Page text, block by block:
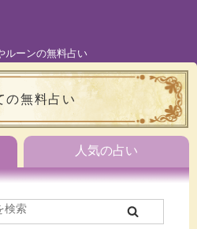
ルーンの無料占い
の無料占い
人気の占い